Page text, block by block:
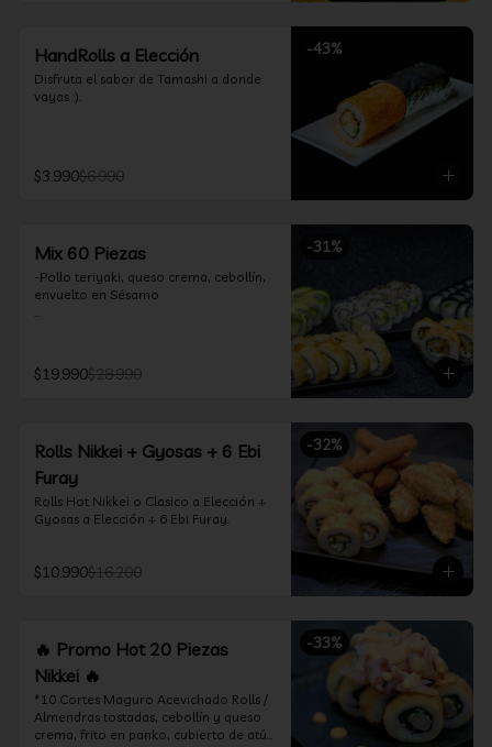
-43%
HandRolls a Elección
Disfruta el sabor de Tamashi a donde
vayas :).
$3.990$6.990
-31%
Mix 60 Piezas
-Pollo teriyaki, queso crema, cebollín,
envuelto en Sésamo
-Camarón furay, queso crema,
frito en tempura.
-Kanikama, queso crema, envuelto en
nori (hosomaki)
$19.990$28.990
-32%
Rolls Nikkei + Gyosas + 6 Ebi
Furay
Rolls Hot Nikkei o Clasico a Elección +
Gyosas a Elección + 6 Ebi Furay.
$10.990$16.200
-33%
🔥 Promo Hot 20 Piezas
Nikkei 🔥
*10 Cortes Maguro Acevichado Rolls /
Almendras tostadas, cebollín y queso
crema, frito en panko, cubierto de atún